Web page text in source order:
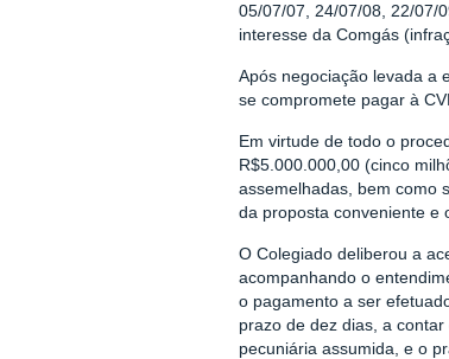
05/07/07, 24/07/08, 22/07/
interesse da Comgás
Após negociação levada a
se compromete pagar à
Em virtude de todo o
R$5.000.000,00 (cinco
assemelhadas, bem como
da proposta conveniente e
O Colegiado deliberou a
acompanhando o
o pagamento a ser
prazo de dez dias, a
pecuniária assumida, e o